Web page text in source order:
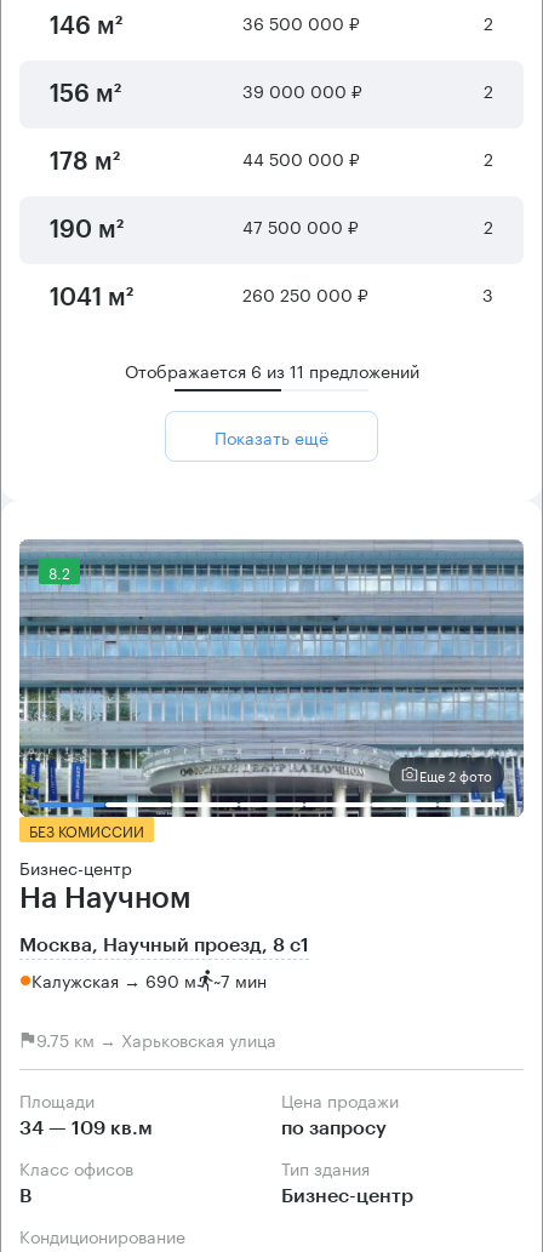
146 м² 36 500 000 ₽ 2
156 м² 39 000 000 ₽ 2
178 м² 44 500 000 ₽ 2
190 м² 47 500 000 ₽ 2
1041 м² 260 250 000 ₽ 3
Отображается 6 из11 предложений
Показать ещё
8.2
Еще 2 фото
БЕЗ КОМИССИИ
Бизнес-центр
На Научном
Москва, Научный проезд, 8 с1
Калужская → 690 м ~7 мин
9.75 км → Харьковская улица
Площади
34 — 109 кв.м
Цена продажи
по запросу
Класс офисов
B
Тип здания
Бизнес-центр
Кондиционирование